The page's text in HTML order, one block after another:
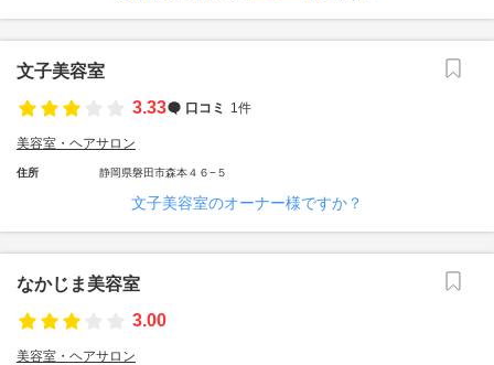
文子美容室
3.33
口コミ 1件
美容室・ヘアサロン
住所 静岡県磐田市森本４６−５
文子美容室のオーナー様ですか？
なかじま美容室
3.00
美容室・ヘアサロン